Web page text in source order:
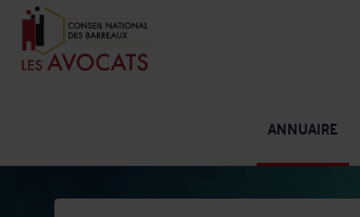
ANNUAIRE